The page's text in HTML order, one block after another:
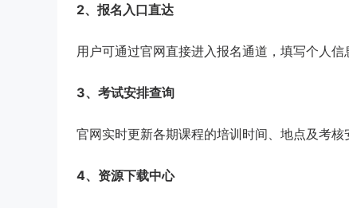
2、报名入口直达
用户可通过官网直接进入报名通道，填写个人
3、考试安排查询
官网实时更新各期课程的培训时间、地点及考核
4、资源下载中心